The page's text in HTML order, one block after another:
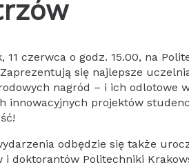
11 czerwca o godz. 15.00, na
się najlepsze
nagród – i ich odlotowe
innowacyjnych projektów
odbędzie się także
i doktorantów Politechniki